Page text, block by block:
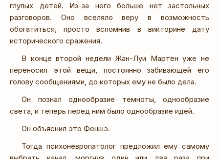
глупых детей. Из-за него больше нет застольных
разговоров. Оно вселяло веру в возможность
обогатиться, просто вспомнив в викторине дату
исторического сражения.
В конце второй недели Жан-Луи Мартен уже не
переносил этой вещи, постоянно забивающей его
голову сообщениями, до которых ему не было дела.
Он познал однообразие темноты, однообразие
света, и теперь перед ним было однообразие идей.
Он объяснил это Феншэ.
Тогда психоневропатолог предложил ему самому